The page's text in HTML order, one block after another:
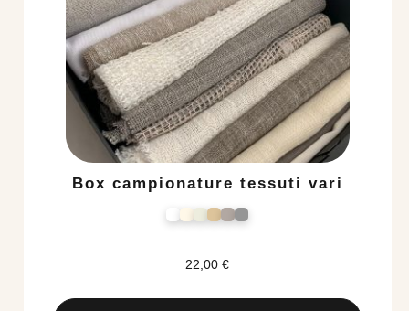
Box campionature tessuti vari
22,00€